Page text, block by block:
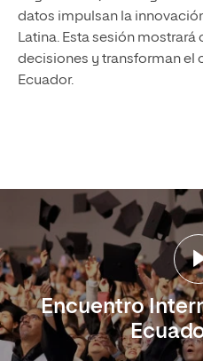
datos impulsan la
Latina. Esta sesión
decisiones y transforman el
Ecuador.
Encuentro